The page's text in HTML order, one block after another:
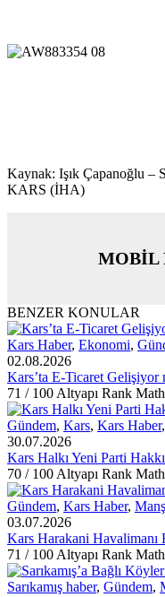
Kaynak: Işık Çapanoğlu –
KARS (İHA)
MOBİL
BENZER KONULAR
Kars Haber, Ekonomi,
02.08.2026
Kars’ta E-Ticaret
71 / 100 Altyapı Rank
Gündem, Kars, Kars Haber,
30.07.2026
Kars Halkı Yeni Parti
70 / 100 Altyapı Rank
Gündem, Kars Haber,
03.07.2026
Kars Harakani Havalimanı
71 / 100 Altyapı Rank
Sarıkamış haber, Gündem,